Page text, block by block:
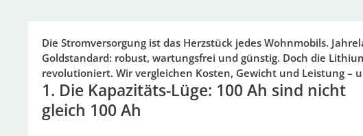
Die Stromversorgung ist das Herzstück jedes Wohnmobils.
Goldstandard: robust, wartungsfrei und günstig. Doch die
revolutioniert. Wir vergleichen Kosten, Gewicht und Leistung
1. Die Kapazitäts-Lüge: 100 Ah sind nicht
gleich 100 Ah